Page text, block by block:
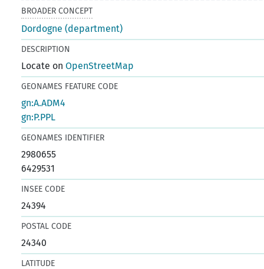
BROADER CONCEPT
Dordogne (department)
DESCRIPTION
Locate onOpenStreetMap
GEONAMES FEATURE CODE
gn:A.ADM4
gn:P.PPL
GEONAMES IDENTIFIER
2980655
6429531
INSEE CODE
24394
POSTAL CODE
24340
LATITUDE